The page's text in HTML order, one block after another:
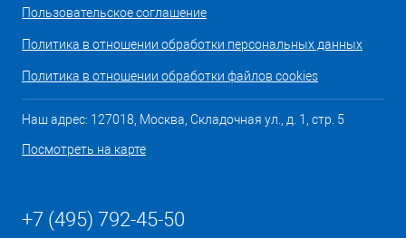
Пользовательское соглашение
Политика в отношении обработки персональных данных
Политика в отношении обработки файлов cookies
Наш адрес: 127018, Москва, Складочная ул., д. 1, стр. 5
Посмотреть на карте
+7 (495) 792-45-50